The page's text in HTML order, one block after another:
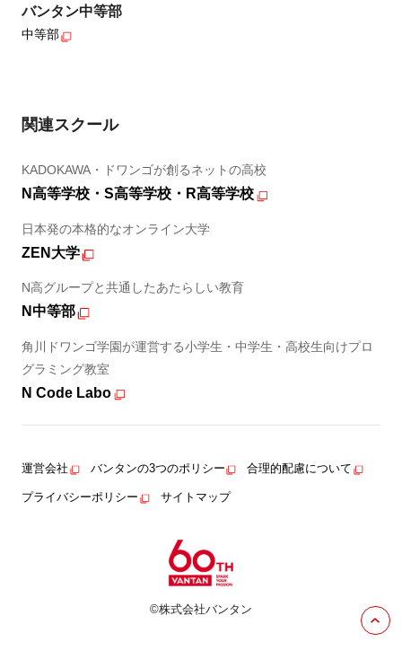
バンタン中等部
中等部
関連スクール
KADOKAWA・ドワンゴが創るネットの高校
N高等学校・S高等学校・R高等学校
日本発の本格的なオンライン大学
ZEN大学
N高グループと共通したあたらしい教育
N中等部
角川ドワンゴ学園が運営する小学生・中学生・高校生向けプロ
グラミング教室
N Code Labo
運営会社 バンタンの3つのポリシー 合理的配慮について
プライバシーポリシー サイトマップ
©株式会社バンタン